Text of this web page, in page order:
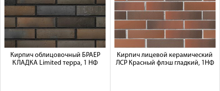
Кирпич облицовочный БРАЕР
КЛАДКА Limited терра, 1 НФ
Кирпич лицевой керамический
ЛСР Красный флэш гладкий, 1НФ